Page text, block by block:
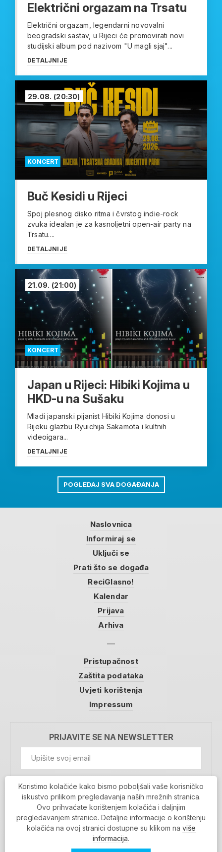
Električni orgazam na Trsatu
Električni orgazam, legendarni novovalni
beogradski sastav, u Rijeci će promovirati novi
studijski album pod nazivom "U magli sjaj"...
DETALJNIJE
KONCERT
29.08. (20:30)
Buč Kesidi u Rijeci
Spoj plesnog disko ritma i čvrstog indie-rock
zvuka idealan je za kasnoljetni open-air party na
Trsatu....
DETALJNIJE
KONCERT
21.09. (21:00)
Japan u Rijeci: Hibiki Kojima u
HKD-u na Sušaku
Mladi japanski pijanist Hibiki Kojima donosi u
Rijeku glazbu Ryuichija Sakamota i kultnih
videoigara...
DETALJNIJE
POGLEDAJ SVA DOGAĐANJA
Naslovnica
Informiraj se
Uključi se
Prati što se događa
ReciGlasno!
Kalendar
Prijava
Arhiva
Pristupačnost
Zaštita podataka
Uvjeti korištenja
Impressum
PRIJAVITE SE NA NEWSLETTER
Prihvaćam da se moji podaci spremaju u bazu
podataka i koriste u svrhu slanja MojaRijeka
newslettera
MOJARIJEKA NEWSLETTER
PRIJAVI SE
Koristimo kolačiće kako bismo poboljšali vaše korisničko
iskustvo prilikom pregledavanja naših mrežnih stranica.
Ovo prihvaćate korištenjem kolačića i daljnjim
pregledavanjem stranice. Detaljne informacije o korištenju
kolačića na ovoj stranici dostupne su klikom na više
informacija.